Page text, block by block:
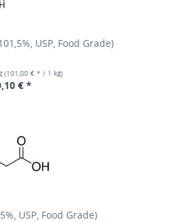
USP, Food Grade)
(101,00 € * / 1 kg)
€ *
USP, Food Grade)